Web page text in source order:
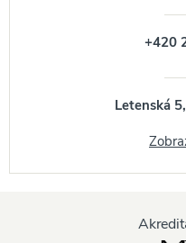
+420
Letenská